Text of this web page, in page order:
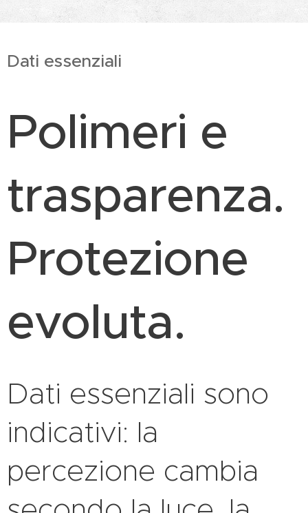
Dati essenziali
Polimeri e
trasparenza.
Protezione
evoluta.
Dati essenziali sono
indicativi: la
percezione cambia